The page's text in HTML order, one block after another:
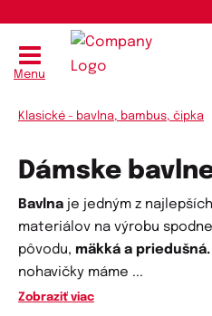
Menu
Klasické - bavlna, bambus, čipka
Dámske
Bavlna je jedným z
materiálov na výrobu
pôvodu, mäkká a priedušná.
nohavičky máme ...
Zobraziť viac